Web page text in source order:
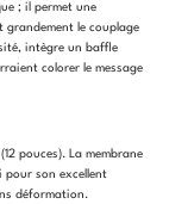
; il permet une
grandement le couplage
intègre un baffle
colorer le message
pouces). La membrane
pour son excellent
déformation.